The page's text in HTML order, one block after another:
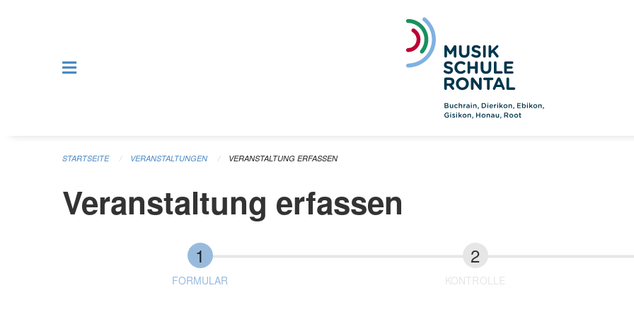
STARTSEITE VERANSTALTUNGEN VERANSTALTUNG ERFASSEN
Veranstaltung erfassen
FORMULAR KONTROLLE